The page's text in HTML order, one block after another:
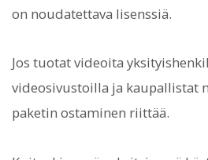
on noudatettava lisenssiä.
Jos tuotat videoita
videosivustoilla ja kaupallistat
paketin ostaminen riittää.